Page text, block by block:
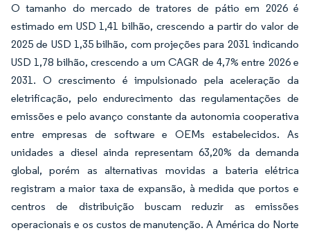
O tamanho do mercado de tratores de pátio em 2026 é
estimado em USD 1,41 bilhão, crescendo a partir do valor de
2025 de USD 1,35 bilhão, com projeções para 2031 indicando
USD 1,78 bilhão, crescendo a um CAGR de 4,7% entre 2026 e
2031. O crescimento é impulsionado pela aceleração da
eletrificação, pelo endurecimento das regulamentações de
emissões e pelo avanço constante da autonomia cooperativa
entre empresas de software e OEMs estabelecidos. As
unidades a diesel ainda representam 63,20% da demanda
global, porém as alternativas movidas a bateria elétrica
registram a maior taxa de expansão, à medida que portos e
centros de distribuição buscam reduzir as emissões
operacionais e os custos de manutenção. A América do Norte